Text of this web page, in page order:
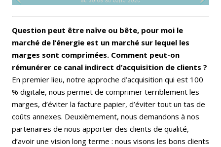
Question peut être naïve ou bête, pour moi le
marché de l’énergie est un marché sur lequel les
marges sont comprimées. Comment peut-on
rémunérer ce canal indirect d’acquisition de clients ?
En premier lieu, notre approche d’acquisition qui est 100
% digitale, nous permet de comprimer terriblement les
marges, d’éviter la facture papier, d’éviter tout un tas de
coûts annexes. Deuxièmement, nous demandons à nos
partenaires de nous apporter des clients de qualité,
d’avoir une vision long terme : nous visons les bons clients